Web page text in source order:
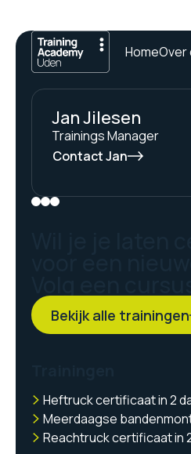
HomeOver
Jan Jilesen
Trainings Manager
Contact Jan
Bekijk alle trainingen
Heftruck certificaat in 2
Meerdaagse
Reachtruck certificaat in